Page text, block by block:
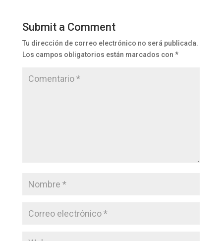
Submit a Comment
Tu dirección de correo electrónico no será publicada.
Los campos obligatorios están marcados con *